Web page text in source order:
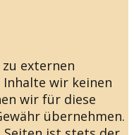
externen
wir keinen
wir für diese
übernehmen.